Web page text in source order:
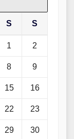
S S
1 2
8 9
15 16
22 23
29 30